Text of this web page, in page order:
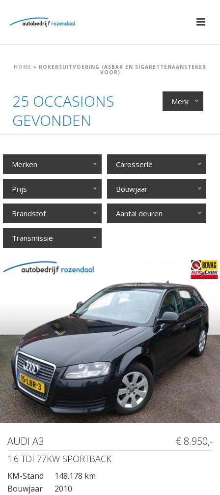
HOME » ROKERSUITVOERING (ASBAK EN SIGARETTENAANSTEKER
VOOR)
25 OCCASIONS
GEVONDEN
Merk
Merken Carosserie
Prijs Bouwjaar
Brandstof Aantal deuren
Transmissie
AUDI A3 € 8.950,-
1.6 TDI 77KW SPORTBACK
KM-Stand
148.178 km
Bouwjaar
2010